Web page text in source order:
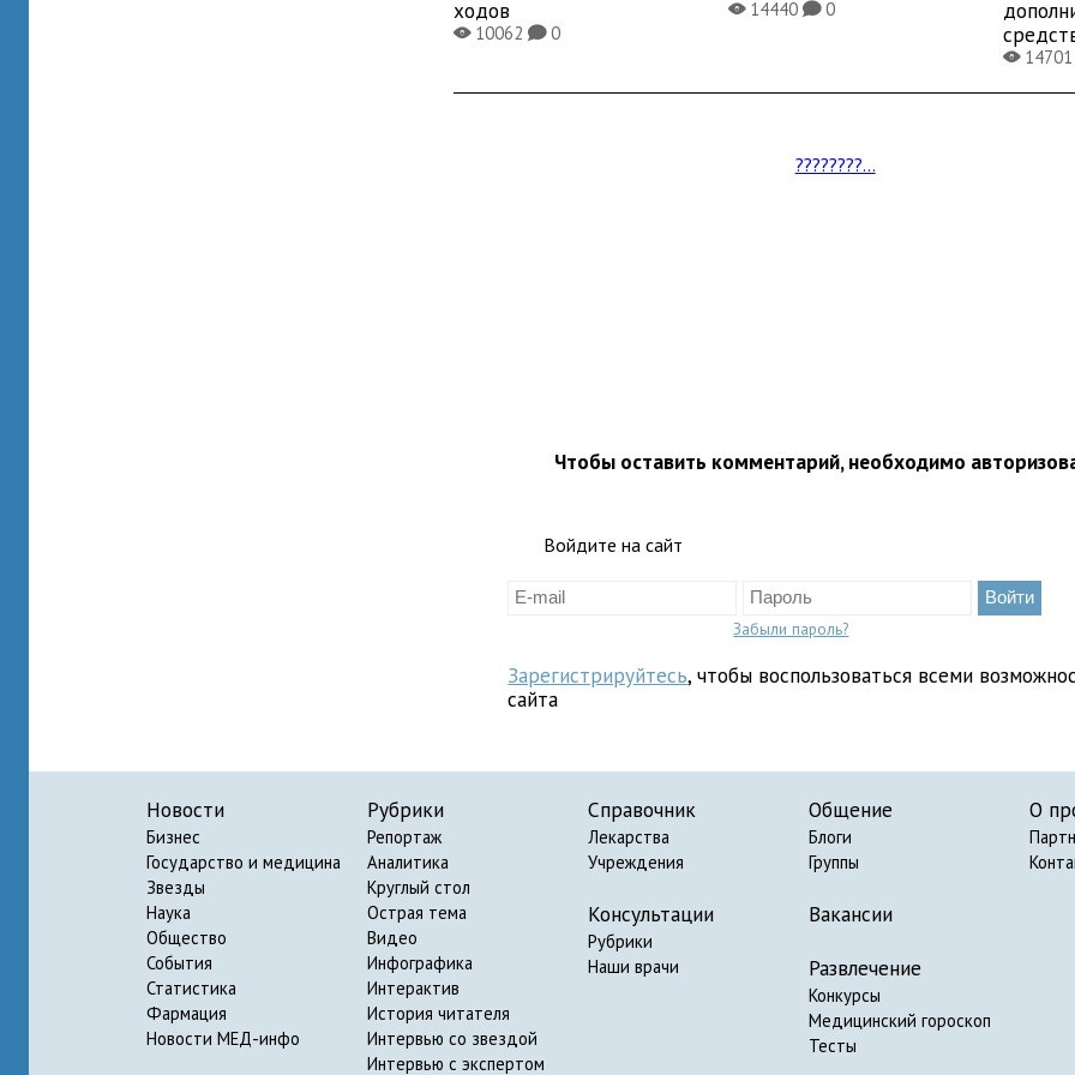
ходов
X10062K0
X14440K0
X
????????...
Чтобы оставить комментарий, необходимо
Войдите на сайт
Забыли пароль?
Зарегистрируйтесь, чтобы воспользоваться всеми
сайта
Новости
Бизнес
Государство и медицина
Звезды
Наука
Общество
События
Статистика
Фармация
Новости МЕД-инфо
Рубрики
Репортаж
Аналитика
Круглый стол
Острая тема
Видео
Инфографика
Интерактив
История читателя
Интервью со звездой
Интервью с экспертом
Справочник
Лекарства
Учреждения
Консультации
Рубрики
Наши врачи
Общение
Блоги
Группы
Вакансии
Развлечение
Конкурсы
Медицинский гороскоп
Тесты
О